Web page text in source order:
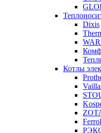
Dixis
Котлы